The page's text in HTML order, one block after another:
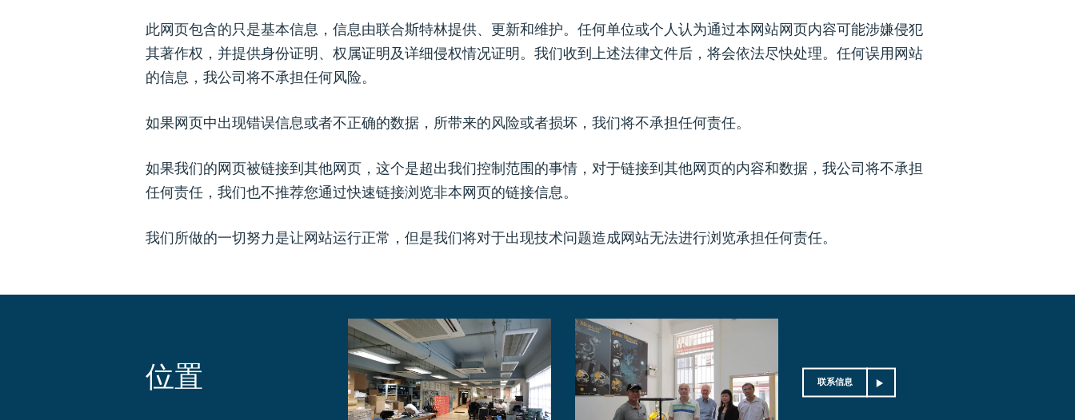
此网页包含的只是基本信息，信息由联合斯特林提供、更新和维护。任何单位或个人认为通过本网站网页内容可能涉嫌侵犯
其著作权，并提供身份证明、权属证明及详细侵权情况证明。我们收到上述法律文件后，将会依法尽快处理。任何误用网站
的信息，我公司将不承担任何风险。
如果网页中出现错误信息或者不正确的数据，所带来的风险或者损坏，我们将不承担任何责任。
如果我们的网页被链接到其他网页，这个是超出我们控制范围的事情，对于链接到其他网页的内容和数据，我公司将不承担
任何责任，我们也不推荐您通过快速链接浏览非本网页的链接信息。
我们所做的一切努力是让网站运行正常，但是我们将对于出现技术问题造成网站无法进行浏览承担任何责任。
位置 联系信息